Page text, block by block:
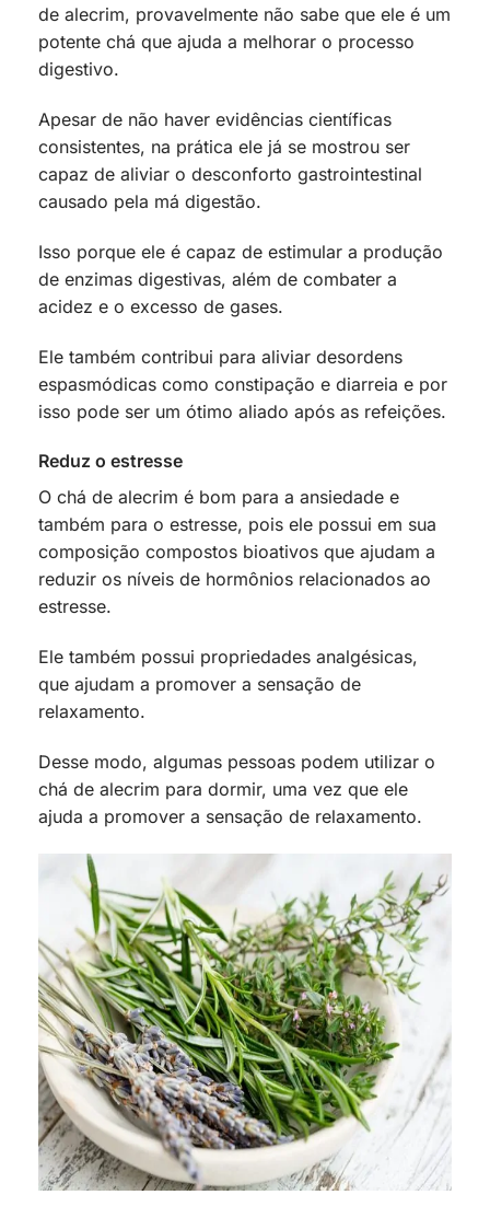
de alecrim, provavelmente não sabe que ele é um
potente chá que ajuda a melhorar o processo
digestivo.
Apesar de não haver evidências científicas
consistentes, na prática ele já se mostrou ser
capaz de aliviar o desconforto gastrointestinal
causado pela má digestão.
Isso porque ele é capaz de estimular a produção
de enzimas digestivas, além de combater a
acidez e o excesso de gases.
Ele também contribui para aliviar desordens
espasmódicas como constipação e diarreia e por
isso pode ser um ótimo aliado após as refeições.
Reduz o estresse
O chá de alecrim é bom para a ansiedade e
também para o estresse, pois ele possui em sua
composição compostos bioativos que ajudam a
reduzir os níveis de hormônios relacionados ao
estresse.
Ele também possui propriedades analgésicas,
que ajudam a promover a sensação de
relaxamento.
Desse modo, algumas pessoas podem utilizar o
chá de alecrim para dormir, uma vez que ele
ajuda a promover a sensação de relaxamento.